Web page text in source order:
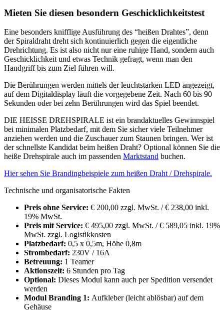
Mieten Sie diesen besondern Geschicklichkeitstest
Eine besonders knifflige Ausführung des “heißen Drahtes”, denn
der Spiraldraht dreht sich kontinuierlich gegen die eigentliche
Drehrichtung. Es ist also nicht nur eine ruhige Hand, sondern auch
Geschicklichkeit und etwas Technik gefragt, wenn man den
Handgriff bis zum Ziel führen will.
Die Berührungen werden mittels der leuchtstarken LED angezeigt,
auf dem Digitaldisplay läuft die vorgegebene Zeit. Nach 60 bis 90
Sekunden oder bei zehn Berührungen wird das Spiel beendet.
DIE HEISSE DREHSPIRALE ist ein brandaktuelles Gewinnspiel
bei minimalen Platzbedarf, mit dem Sie sicher viele Teilnehmer
anziehen werden und die Zuschauer zum Staunen bringen. Wer ist
der schnellste Kandidat beim heißen Draht? Optional können Sie die
heiße Drehspirale auch im passenden Marktstand buchen.
Hier sehen Sie Brandingbeispiele zum heißen Draht / Drehspirale.
Technische und organisatorische Fakten
Preis ohne Service: € 200,00 zzgl. MwSt. / € 238,00 inkl.
19% MwSt.
Preis mit Service: € 495,00 zzgl. MwSt. / € 589,05 inkl. 19%
MwSt. zzgl. Logistikkosten
Platzbedarf: 0,5 x 0,5m, Höhe 0,8m
Strombedarf: 230V / 16A
Betreuung: 1 Teamer
Aktionszeit: 6 Stunden pro Tag
Optional: Dieses Modul kann auch per Spedition versendet
werden
Modul Branding 1: Aufkleber (leicht ablösbar) auf dem
Gehäuse